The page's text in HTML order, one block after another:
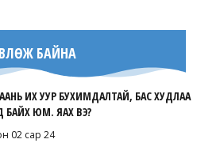
БАЙНА
ИХ УУР БУХИМДАЛТАЙ, БАС ХУДЛАА
БАЙХ ЮМ. ЯАХ ВЭ?
02 сар 24